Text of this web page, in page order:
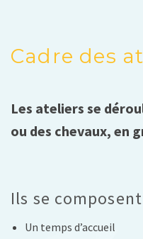
Cadre des
Les ateliers se
ou des chevaux, en
Ils se
Un temps d’accueil